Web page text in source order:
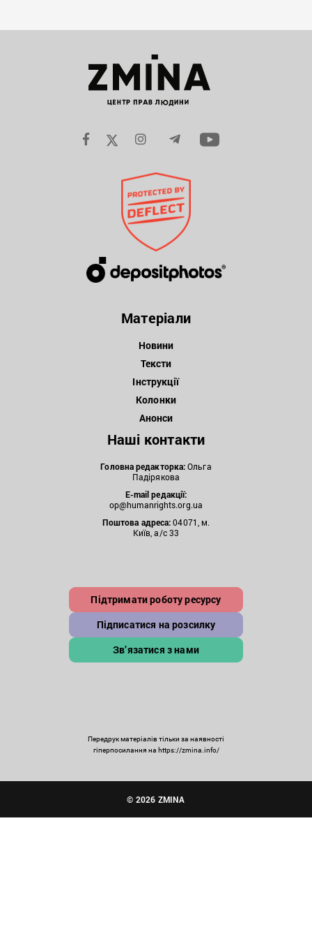
Матеріали
Новини
Тексти
Інструкції
Колонки
Анонси
Наші контакти
Головна редакторка:Ольга
Падірякова
E-mail редакції:
op@humanrights.org.ua
Поштова адреса:04071, м.
Київ, а/с 33
Підтримати роботу ресурсу
Підписатися на розсилку
Зв’язатися з нами
Передрук матеріалів тільки за наявності
гіперпосилання на https://zmina.info/
© 2026 ZMINA